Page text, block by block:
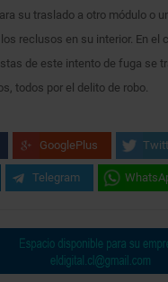
su traslado a otro módulo o
reclusos en su interior. En el
de este intento de fuga se
todos por el delito de robo.
GooglePlus
Telegram